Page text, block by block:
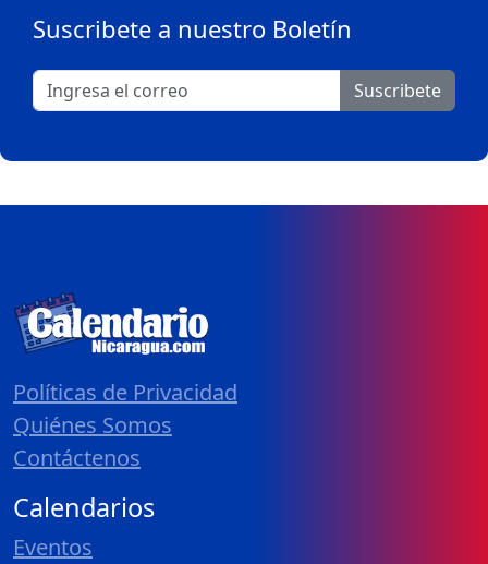
Suscribete a nuestro Boletín
Suscribete
Políticas de Privacidad
Quiénes Somos
Contáctenos
Calendarios
Eventos